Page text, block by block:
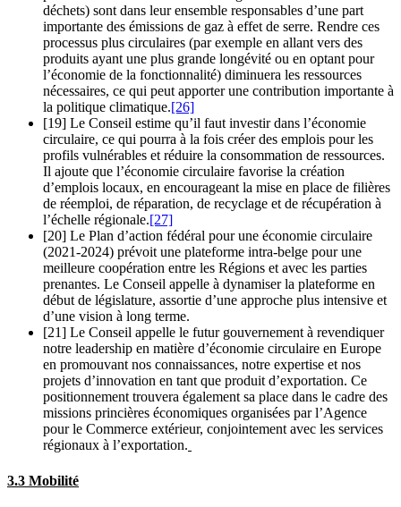
déchets) sont dans leur ensemble responsables d’une part
importante des émissions de gaz à effet de serre. Rendre ces
processus plus circulaires (par exemple en allant vers des
produits ayant une plus grande longévité ou en optant pour
l’économie de la fonctionnalité) diminuera les ressources
nécessaires, ce qui peut apporter une contribution importante à
la politique climatique.[26]
[19] Le Conseil estime qu’il faut investir dans l’économie
circulaire, ce qui pourra à la fois créer des emplois pour les
profils vulnérables et réduire la consommation de ressources.
Il ajoute que l’économie circulaire favorise la création
d’emplois locaux, en encourageant la mise en place de filières
de réemploi, de réparation, de recyclage et de récupération à
l’échelle régionale.[27]
[20] Le Plan d’action fédéral pour une économie circulaire
(2021-2024) prévoit une plateforme intra-belge pour une
meilleure coopération entre les Régions et avec les parties
prenantes. Le Conseil appelle à dynamiser la plateforme en
début de législature, assortie d’une approche plus intensive et
d’une vision à long terme.
[21] Le Conseil appelle le futur gouvernement à revendiquer
notre leadership en matière d’économie circulaire en Europe
en promouvant nos connaissances, notre expertise et nos
projets d’innovation en tant que produit d’exportation. Ce
positionnement trouvera également sa place dans le cadre des
missions princières économiques organisées par l’Agence
pour le Commerce extérieur, conjointement avec les services
régionaux à l’exportation.
3.3 Mobilité